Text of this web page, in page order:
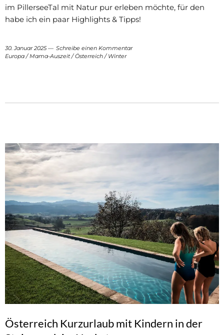
im PillerseeTal mit Natur pur erleben möchte, für den
habe ich ein paar Highlights & Tipps!
30. Januar 2025
Schreibe einen Kommentar
Europa / Mama-Auszeit/Österreich / Winter
Österreich Kurzurlaub mit Kindern in der